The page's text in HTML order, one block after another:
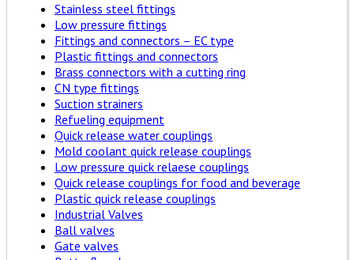
Stainless steel fittings
Low pressure fittings
Fittings and connectors – EC type
Plastic fittings and connectors
Brass connectors with a cutting ring
CN type fittings
Suction strainers
Refueling equipment
Quick release water couplings
Mold coolant quick release couplings
Low pressure quick relaese couplings
Quick release couplings for food and beverage
Plastic quick release couplings
Industrial Valves
Ball valves
Gate valves